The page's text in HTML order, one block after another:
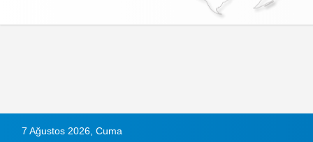
Çerez Politikası
7 Ağustos 2026, Cuma